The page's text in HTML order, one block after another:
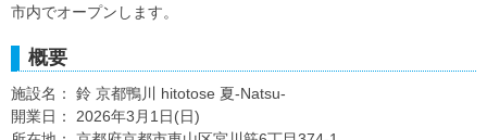
市内でオープンします。
概要
施設名： 鈴 京都鴨川 hitotose 夏-Natsu-
開業日： 2026年3月1日(日)